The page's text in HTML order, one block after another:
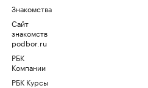
Знакомства
Сайт
знакомств
podbor.ru
РБК
Компании
РБК Курсы